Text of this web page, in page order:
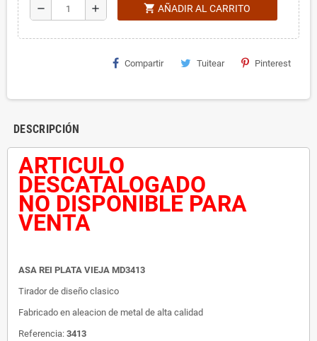
remove add shopping_cart AÑADIR AL CARRITO
Compartir Tuitear Pinterest
DESCRIPCIÓN
ARTICULO
DESCATALOGADO
NO DISPONIBLE PARA
VENTA
ASA REI PLATA VIEJA MD3413
Tirador de diseño clasico
Fabricado en aleacion de metal de alta calidad
Referencia: 3413